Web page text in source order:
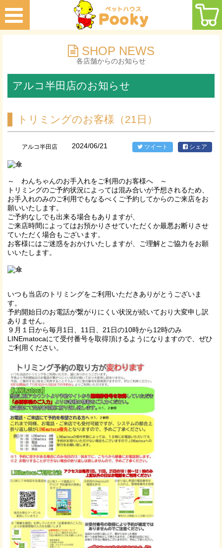
SHOP NEWS
各店舗からのお知らせ
アルコ半田店のお知らせ
トリミングのお客様（21日）
アルコ半田店 2024/06/21 ツイート シェア
～ わんちゃんのお手入れをご利用のお客様へ ～
トリミングのご予約状況によっては混み合いが予想されるため、
お手入れのみのご利用でもなるべくご予約してからのご来店をお
願いいたします。
ご予約なしでも出来る場合もありますが、
ご来店時間によってはお預かりさせていただくか最悪お断りさせ
ていただく場合もございます。
お客様にはご迷惑をおかけいたしますが、ご理解とご協力をお願
いいたします。
いつも当店のトリミングをご利用いただきありがとうございま
す。
予約開始日のお電話が繋がりにくい状況が続いており大変申し訳
ありません。
９月１日から毎月1日、11日、21日の10時から12時のみ
LINEmatocaにて受付番号を取得頂けるようになりますので、ぜひ
ご利用ください。